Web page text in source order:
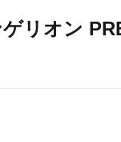
リオン